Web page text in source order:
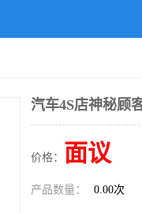
汽车4S店神秘顾
价格： 面议
产品数量： 0.00次